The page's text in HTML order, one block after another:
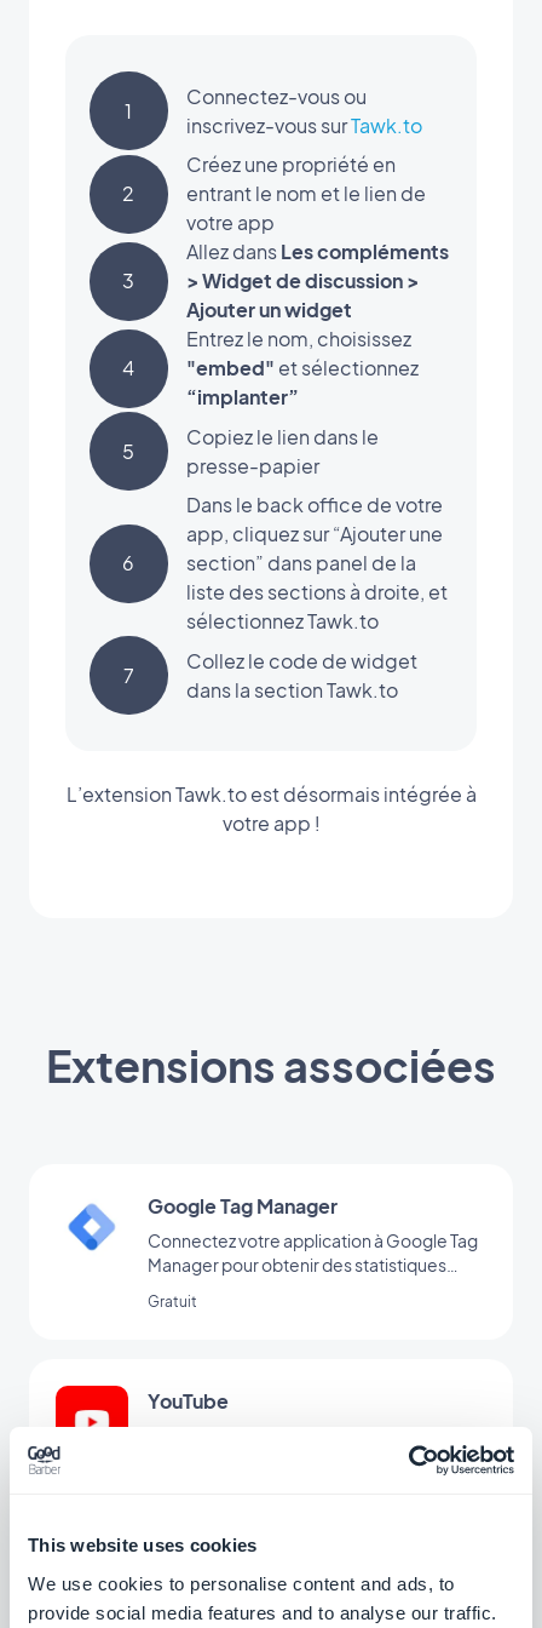
This website uses cookies
We use cookies to personalise content and ads, to
provide social media features and to analyse our traffic.
1
Connectez-vous ou
inscrivez-vous surTawk.to
2
Créez une propriété en
entrant le nom et le lien de
votre app
3
Allez dansLes compléments
> Widget de discussion >
Ajouter un widget
4
Entrez le nom, choisissez
"embed" et sélectionnez
“implanter”
5
Copiez le lien dans le
presse-papier
6
Dans le back office de votre
app, cliquez sur “Ajouter une
section” dans panel de la
liste des sections à droite, et
sélectionnez Tawk.to
7
Collez le code de widget
dans la section Tawk.to
L’extension Tawk.to est désormais intégrée à
votre app !
Extensions associées
Google Tag Manager
Connectez votre application à Google Tag
Manager pour obtenir des statistiques
Gratuit
YouTube
Meta Pixel & App Events